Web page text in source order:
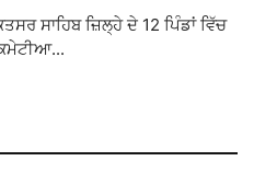
ਸਾਹਿਬ ਜ਼ਿਲ੍ਹੇ ਦੇ 12 ਪਿੰਡਾਂ ਵਿੱਚ